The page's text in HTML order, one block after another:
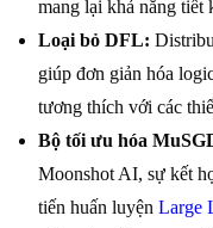
mang lại khả năng tiết
Loại bỏ DFL:
giúp đơn giản hóa
tương thích với các
Bộ tối ưu hóa
Moonshot AI, sự kết
tiến huấn luyện Large